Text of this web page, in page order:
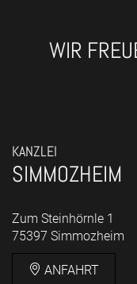
WIR
KANZLEI
SIMMOZHEIM
Zum Steinhörnle 1
75397 Simmozheim
ANFAHRT